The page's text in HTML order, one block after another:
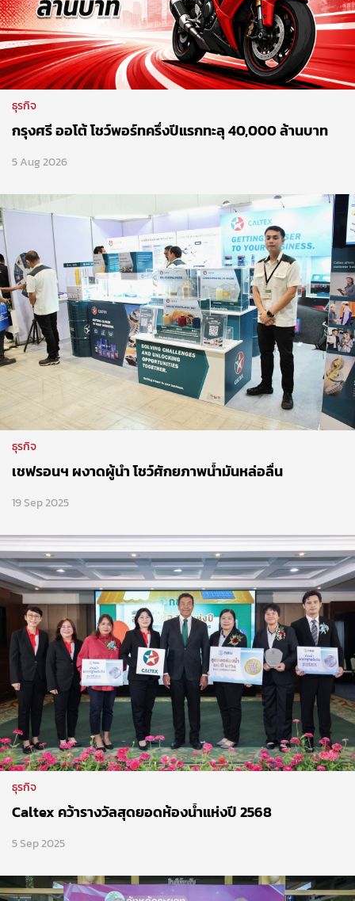
ธุรกิจ
กรุงศรี ออโต้ โชว์พอร์ทครึ่งปีแรกทะลุ 40,000 ล้านบาท
5 Aug 2026
ธุรกิจ
เชฟรอนฯ ผงาดผู้นำ โชว์ศักยภาพน้ำมันหล่อลื่น
19 Sep 2025
ธุรกิจ
Caltex คว้ารางวัลสุดยอดห้องน้ำแห่งปี 2568
5 Sep 2025